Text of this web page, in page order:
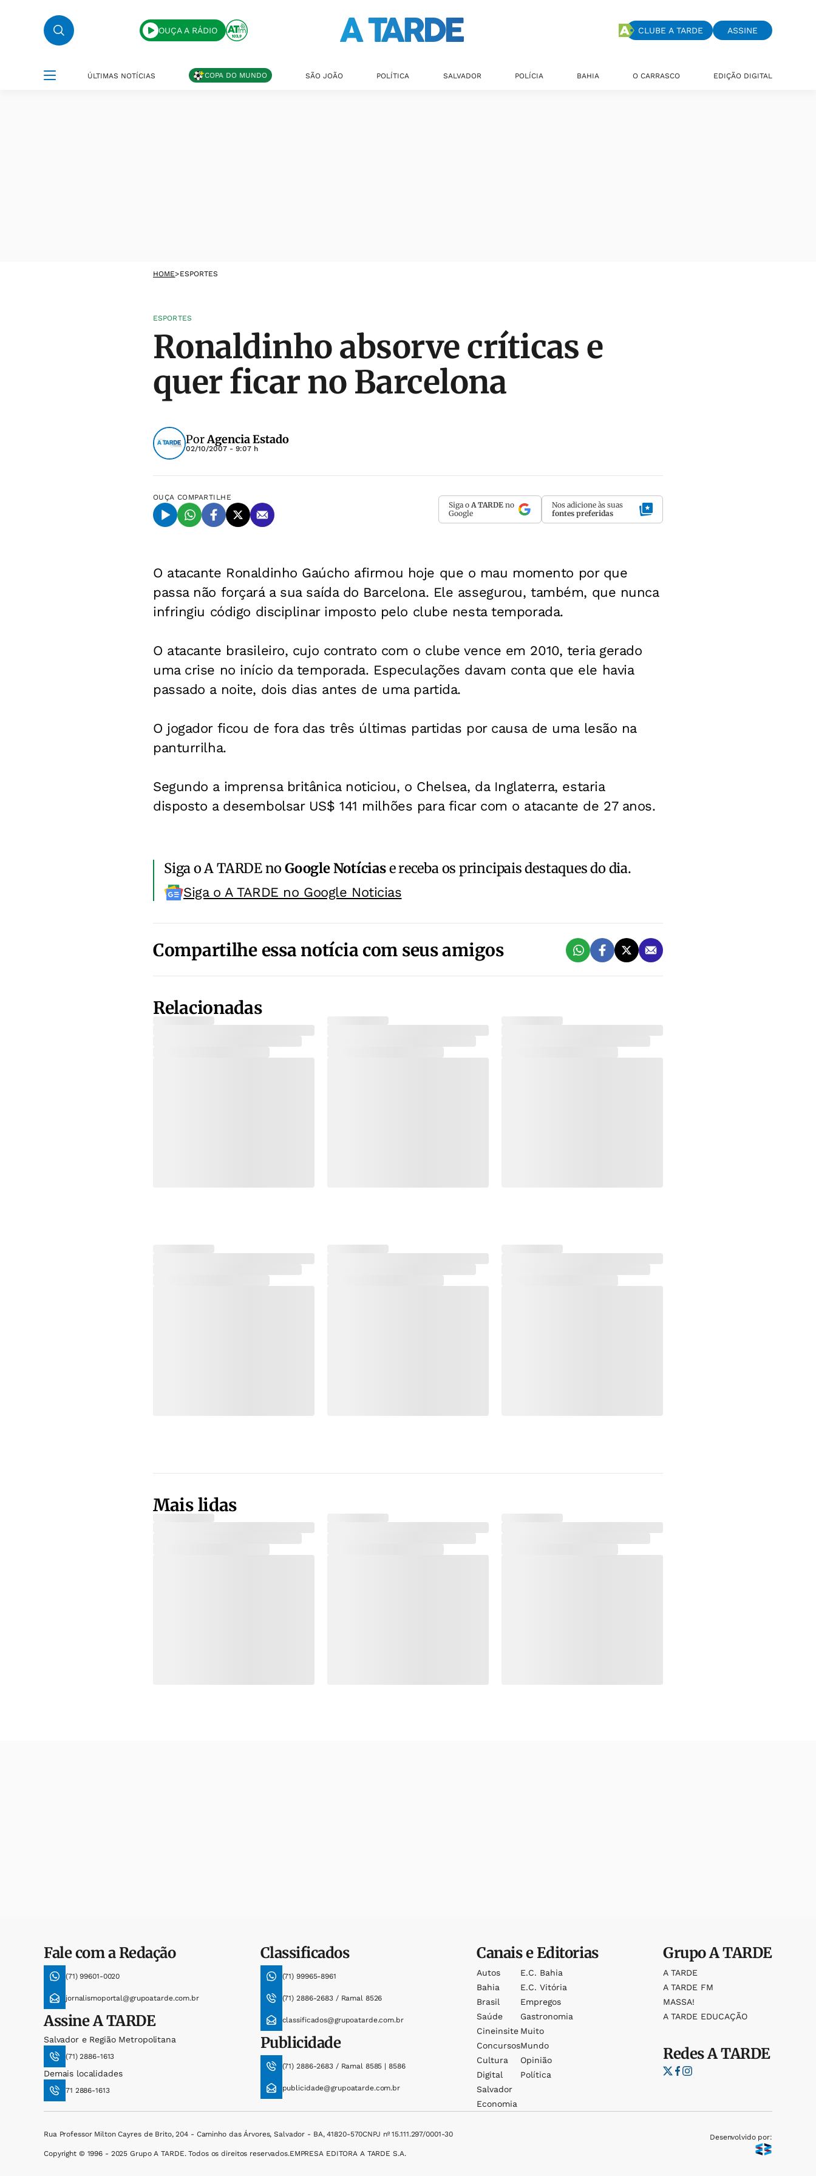
OUÇA A RÁDIO CLUBE A TARDE ASSINE
ÚLTIMAS NOTÍCIAS COPA DO MUNDO SÃO JOÃO POLÍTICA SALVADOR POLÍCIA BAHIA O CARRASCO EDIÇÃO DIGITAL
HOME>ESPORTES
ESPORTES
Ronaldinho absorve críticas e
quer ficar no Barcelona
PorAgencia Estado
02/10/2007 - 9:07 h
OUÇA COMPARTILHE
Siga o A TARDE no
Google
Nos adicione às suas
fontes preferidas
O atacante Ronaldinho Gaúcho afirmou hoje que o mau momento por que
passa não forçará a sua saída do Barcelona. Ele assegurou, também, que nunca
infringiu código disciplinar imposto pelo clube nesta temporada.
O atacante brasileiro, cujo contrato com o clube vence em 2010, teria gerado
uma crise no início da temporada. Especulações davam conta que ele havia
passado a noite, dois dias antes de uma partida.
O jogador ficou de fora das três últimas partidas por causa de uma lesão na
panturrilha.
Segundo a imprensa britânica noticiou, o Chelsea, da Inglaterra, estaria
disposto a desembolsar US$ 141 milhões para ficar com o atacante de 27 anos.
Siga o A TARDE noGoogle Notíciase receba os principais destaques do dia.
Siga o A TARDE no Google Noticias
Compartilhe essa notícia com seus amigos
Relacionadas
Mais lidas
Fale com a Redação
(71) 99601-0020
jornalismoportal@grupoatarde.com.br
AssineA TARDE
Salvador e Região Metropolitana
(71) 2886-1613
Demais localidades
71 2886-1613
Classificados
(71) 99965-8961
(71) 2886-2683 / Ramal 8526
classificados@grupoatarde.com.br
Publicidade
(71) 2886-2683 / Ramal 8585 | 8586
publicidade@grupoatarde.com.br
Canais e Editorias
Autos
Bahia
Brasil
Saúde
Cineinsite
Concursos
Cultura
Digital
Salvador
Economia
E.c. Bahia
E.c. Vitória
Empregos
Gastronomia
Muito
Mundo
Opinião
Política
GrupoA TARDE
A TARDE
A TARDE FM
MASSA!
A TARDE EDUCAÇÃO
RedesA TARDE
Rua Professor Milton Cayres de Brito, 204 - Caminho das Árvores, Salvador - BA, 41820-570CNPJ nº 15.111.297/0001-30
Copyright © 1996 - 2025 Grupo A TARDE. Todos os direitos reservados.EMPRESA EDITORA A TARDE S.A.
Desenvolvido por: